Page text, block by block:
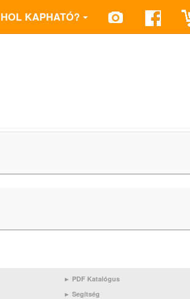
HOL KAPHATÓ?
► PDF Katalógus
► Segítség